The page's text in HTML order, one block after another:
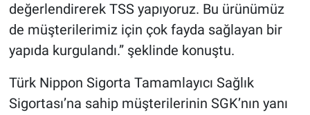
değerlendirerek TSS yapıyoruz. Bu ürünümüz
de müşterilerimiz için çok fayda sağlayan bir
yapıda kurgulandı.” şeklinde konuştu.
Türk Nippon Sigorta Tamamlayıcı Sağlık
Sigortası’na sahip müşterilerinin SGK’nın yanı